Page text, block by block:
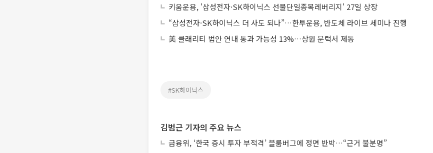
키움운용, '삼성전자·SK하이닉스 선물단일종목레버리지' 27일 상장
“삼성전자·SK하이닉스 더 사도 되나”…한투운용, 반도체 라이브 세미나 진행
美 클래리티 법안 연내 통과 가능성 13%…상원 문턱서 제동
#SK하이닉스
김범근 기자의 주요 뉴스
금융위, ‘한국 증시 투자 부적격’ 블룸버그에 정면 반박…“근거 불분명”